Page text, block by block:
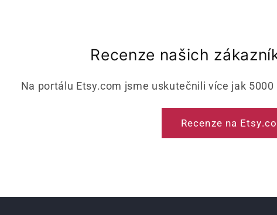
Recenze našich
Na portálu Etsy.com jsme uskutečnili více jak
Recenze na